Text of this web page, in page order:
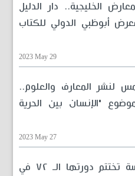
الخليجية.. دار الدليل
أبوظبي الدولي للكتاب
2023 May 29
لنشر المعارف والعلوم..
"الإنسان بين الحرية
2023 May 27
شعبة التعليم في المؤسسة تختتم دورتها الـ ٧٢ في